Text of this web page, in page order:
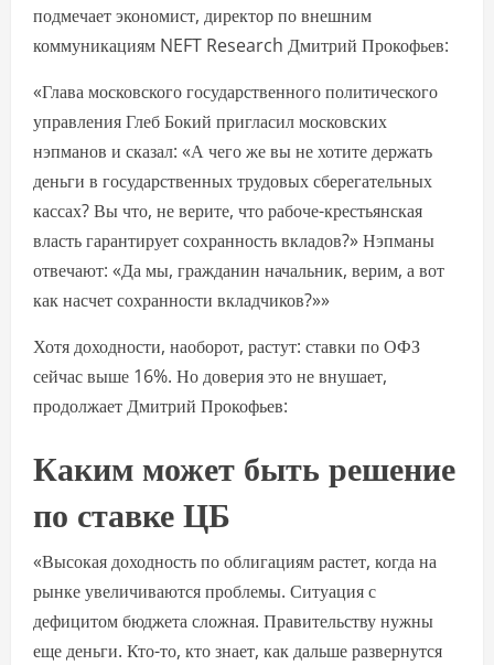
подмечает экономист, директор по внешним
коммуникациям NEFT Research Дмитрий Прокофьев:
«Глава московского государственного политического
управления Глеб Бокий пригласил московских
нэпманов и сказал: «А чего же вы не хотите держать
деньги в государственных трудовых сберегательных
кассах? Вы что, не верите, что рабоче-крестьянская
власть гарантирует сохранность вкладов?» Нэпманы
отвечают: «Да мы, гражданин начальник, верим, а вот
как насчет сохранности вкладчиков?»»
Хотя доходности, наоборот, растут: ставки по ОФЗ
сейчас выше 16%. Но доверия это не внушает,
продолжает Дмитрий Прокофьев:
Каким может быть решение
по ставке ЦБ
«Высокая доходность по облигациям растет, когда на
рынке увеличиваются проблемы. Ситуация с
дефицитом бюджета сложная. Правительству нужны
еще деньги. Кто-то, кто знает, как дальше развернутся